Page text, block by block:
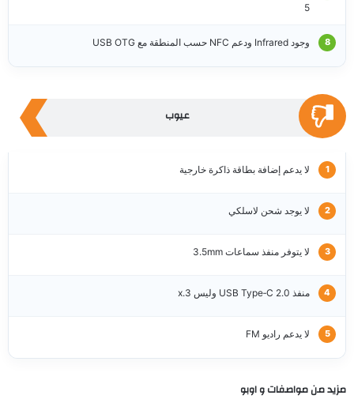
5
وجود Infrared ودعم NFC حسب المنطقة مع USB OTG
عيوب
لا يدعم إضافة بطاقة ذاكرة خارجية
لا يوجد شحن لاسلكي
لا يتوفر منفذ سماعات 3.5mm
منفذ USB Type‑C 2.0 وليس 3.x
لا يدعم راديو FM
مزيد من مواصفات واوبو